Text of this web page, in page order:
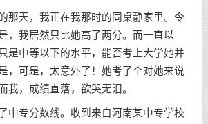
天，我正在我那时的同桌静家里。令
，我居然只比她高了两分。而一直以
是中等以下的水平，能否考上大学她并
，可是，太意外了！她考了个对她来说
我，成绩直落，欲哭无泪。
专分数线。收到来自河南某中专学校